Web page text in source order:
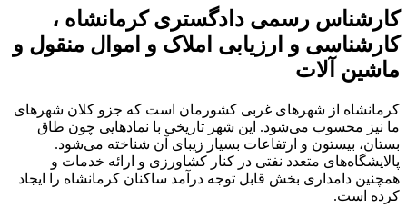
کارشناس رسمی دادگستری کرمانشاه ،
کارشناسی و ارزیابی املاک و اموال منقول و
ماشین آلات
کرمانشاه از شهر‌های غربی کشورمان است که جزو کلان‌ شهر‌های
ما نیز محسوب می‌شود. این شهر تاریخی با نماد‌هایی چون طاق
بستان، بیستون و ارتفاعات بسیار زیبای آن شناخته می‌شود.
پالایشگاه‌های متعدد نفتی در کنار کشاورزی و ارائه خدمات و
همچنین دامداری بخش قابل توجه درآمد ساکنان کرمانشاه را ایجاد
کرده است.